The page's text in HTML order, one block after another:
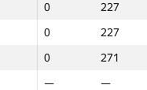
0
227
0
227
0
271
—
—
0
227
0
227
0
271
—
—